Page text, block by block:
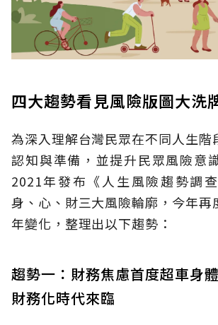
四大趨勢看見風險版圖大洗
為深入理解台灣民眾在不同人生階
認知與準備，並提升民眾風險意
2021年發布《人生風險趨勢調
身、心、財三大風險輪廓，今年再
年變化，整理出以下趨勢：
趨勢一：財務焦慮首度超車身
財務化時代來臨